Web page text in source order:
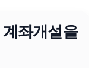
계좌개설을